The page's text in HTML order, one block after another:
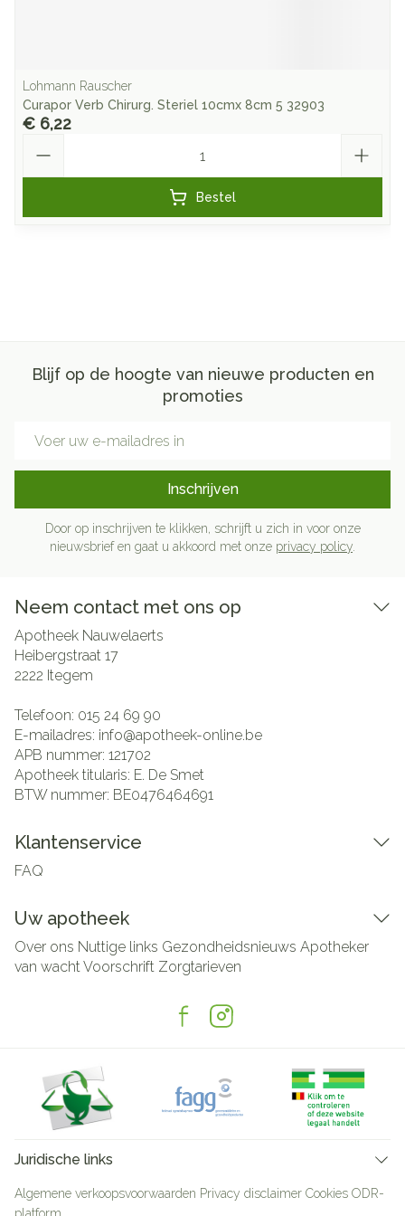
Lohmann Rauscher
Curapor Verb Chirurg. Steriel 10cmx 8cm 5 32903
€ 6,22
Bestel
Blijf op de hoogte van nieuwe producten en
promoties
Inschrijven
Door op inschrijven te klikken, schrijft u zich in voor onze
nieuwsbrief en gaat u akkoord met onze privacy policy
Neem contact met ons op
Apotheek Nauwelaerts
Heibergstraat 17
2222 Itegem
Telefoon: 015 24 69 90
E-mailadres: info@apotheek-online.be
APB nummer: 121702
Apotheek titularis: E. De Smet
BTW nummer: BE0476464691
Klantenservice
FAQ
Uw apotheek
Over ons Nuttige links Gezondheidsnieuws Apotheker
van wachtVoorschrift Zorgtarieven
Juridische links
Algemene verkoopsvoorwaarden Privacy disclaimer Cookies ODR-